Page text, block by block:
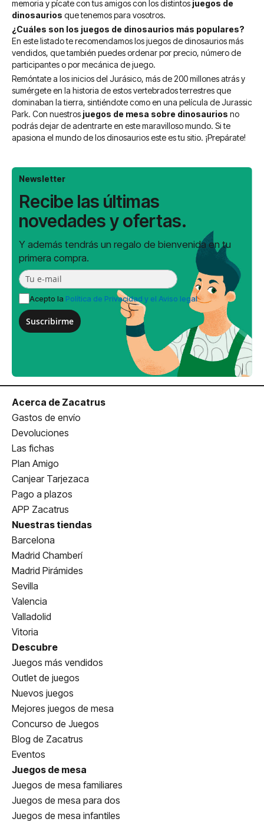
memoria y pícate con tus amigos con los distintos juegos de
dinosaurios que tenemos para vosotros.
¿Cuáles son los juegos de dinosaurios más populares?
En este listado te recomendamos los juegos de dinosaurios más
vendidos, que también puedes ordenar por precio, número de
participantes o por mecánica de juego.
Remóntate a los inicios del Jurásico, más de 200 millones atrás y
sumérgete en la historia de estos vertebrados terrestres que
dominaban la tierra, sintiéndote como en una película de Jurassic
Park. Con nuestros juegos de mesa sobre dinosaurios no
podrás dejar de adentrarte en este maravilloso mundo. Si te
apasiona el mundo de los dinosaurios este es tu sitio. ¡Prepárate!
Newsletter
Recibe las últimas
novedades y ofertas.
Y además tendrás un regalo de bienvenida en tu
primera compra.
Acepto la Política de Privacidad y el Aviso legal
Suscribirme
Acerca de Zacatrus
Gastos de envío
Devoluciones
Las fichas
Plan Amigo
Canjear Tarjezaca
Pago a plazos
APP Zacatrus
Nuestras tiendas
Barcelona
Madrid Chamberí
Madrid Pirámides
Sevilla
Valencia
Valladolid
Vitoria
Descubre
Juegos más vendidos
Outlet de juegos
Nuevos juegos
Mejores juegos de mesa
Concurso de Juegos
Blog de Zacatrus
Eventos
Juegos de mesa
Juegos de mesa familiares
Juegos de mesa para dos
Juegos de mesa infantiles